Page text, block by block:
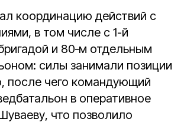
координацию действий с
в том числе с 1-й
и 80‑м отдельным
силы занимали позиции
после чего командующий
в оперативное
что позволило